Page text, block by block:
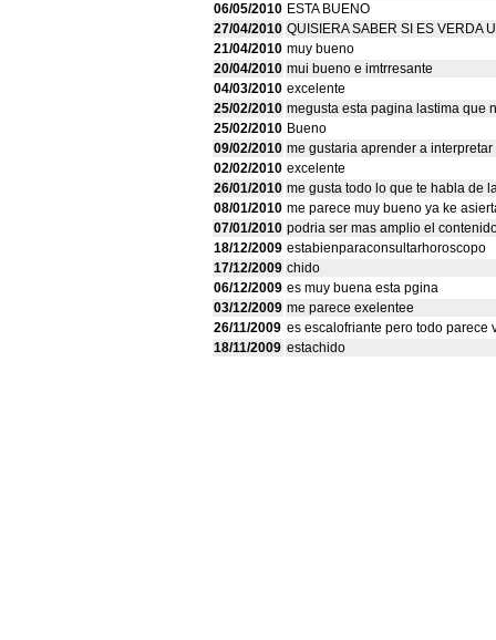
06/05/2010 ESTA BUENO
27/04/2010 QUISIERA SABER SI ES VERDA
21/04/2010 muy bueno
20/04/2010 mui bueno e imtrresante
04/03/2010 excelente
25/02/2010 megusta esta pagina lastima que
25/02/2010 Bueno
09/02/2010 me gustaria aprender a
02/02/2010 excelente
26/01/2010 me gusta todo lo que te habla de
08/01/2010 me parece muy bueno ya ke
07/01/2010 podria ser mas amplio el
18/12/2009 estabienparaconsultarhoroscopo
17/12/2009 chido
06/12/2009 es muy buena esta pgina
03/12/2009 me parece exelentee
26/11/2009 es escalofriante pero todo parece
18/11/2009 estachido